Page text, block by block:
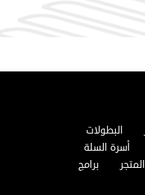
البطولات
أسرة السلة
المتجر
برامج